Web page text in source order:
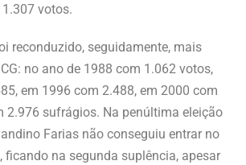
votos.
reconduzido, seguidamente, mais
no ano de 1988 com 1.062 votos,
em 1996 com 2.488, em 2000 com
2.976 sufrágios. Na penúltima eleição
Farias não conseguiu entrar no
ficando na segunda suplência, apesar